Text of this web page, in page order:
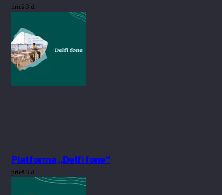
prieš 3 d.
Platforma „Delfi fone“
prieš 3 d.